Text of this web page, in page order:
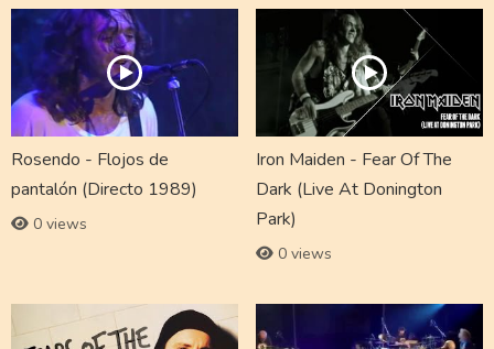
Rosendo - Flojos de
pantalón (Directo 1989)
0 views
Iron Maiden - Fear Of The
Dark (Live At Donington
Park)
0 views